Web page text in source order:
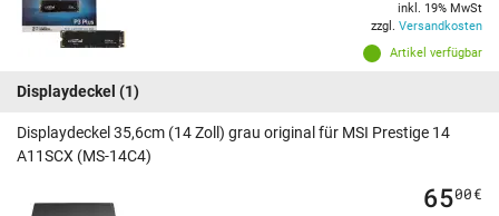
Artikel verfügbar
inkl. 19% MwSt
zzgl. Versandkosten
Displaydeckel (1)
Displaydeckel 35,6cm (14 Zoll) grau original für MSI Prestige 14
A11SCX (MS-14C4)
6500€